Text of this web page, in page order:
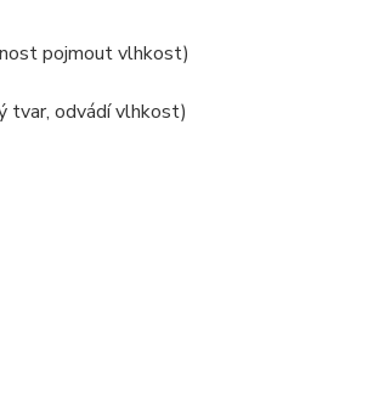
pojmout vlhkost)
tvar, odvádí vlhkost)